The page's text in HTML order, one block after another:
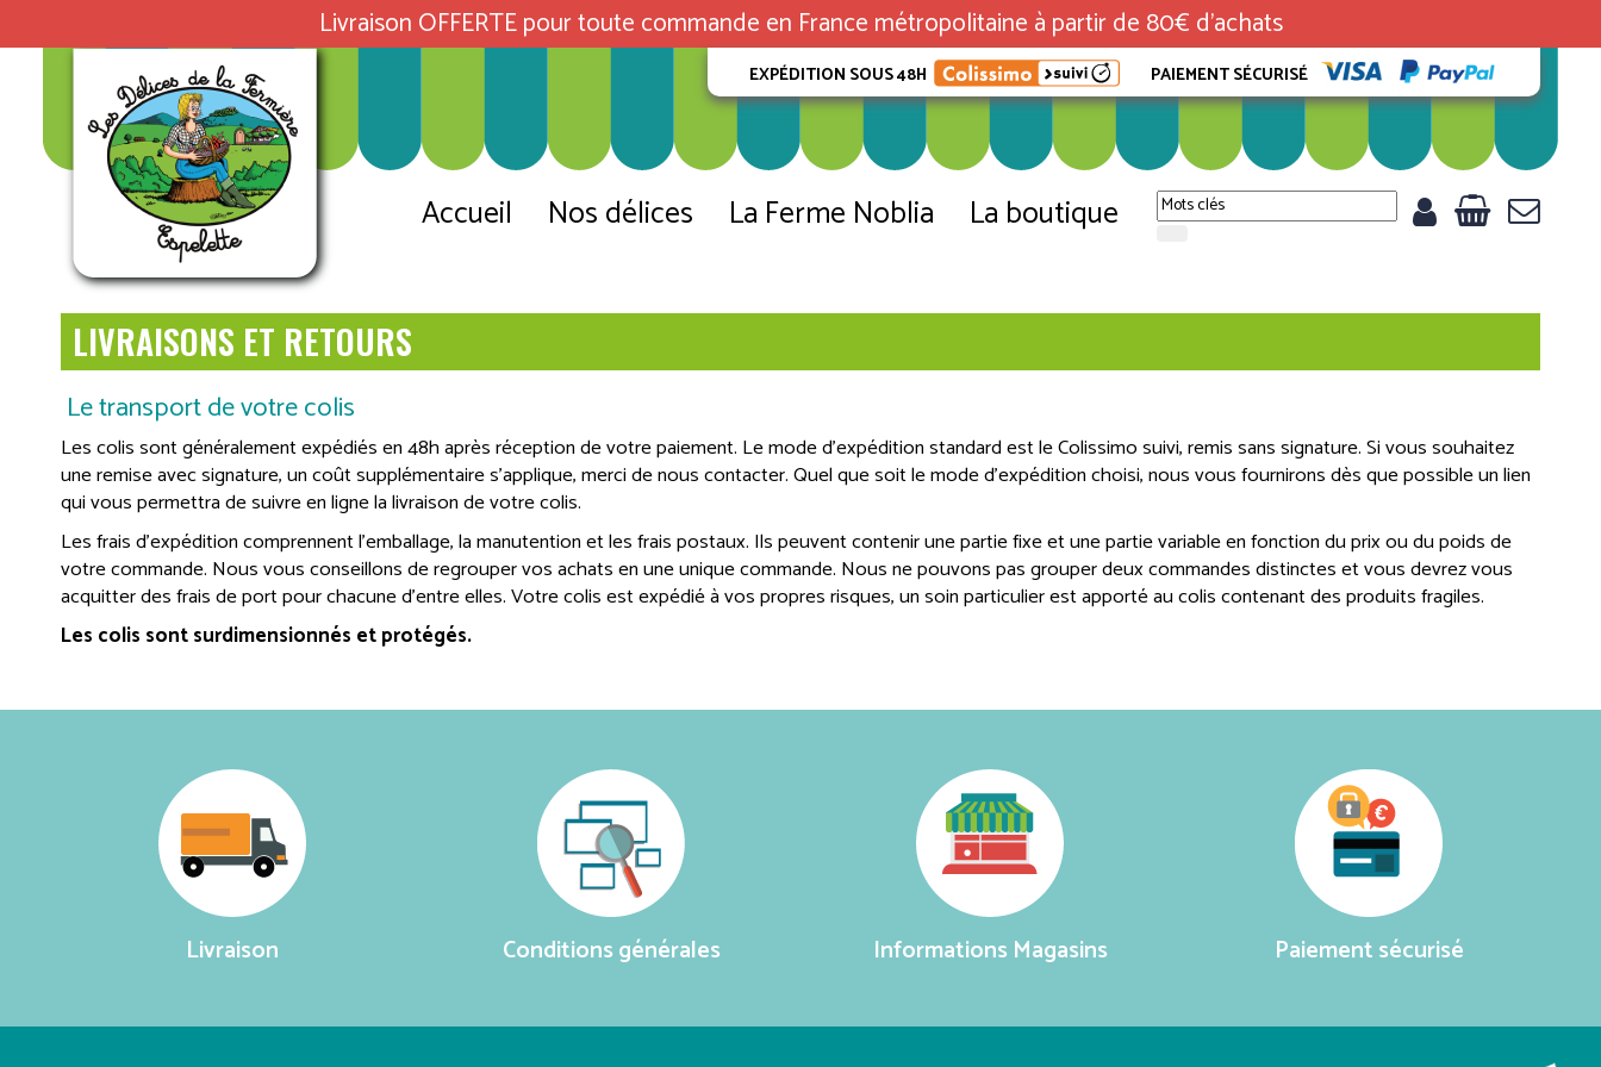
Livraison OFFERTE pour toute commande en France métropolitaine à partir de 80€ d'achats
EXPÉDITION SOUS 48H PAIEMENT SÉCURISÉ
Accueil Nos délices La Ferme Noblia La boutique
LIVRAISONS ET RETOURS
Le transport de votre colis
Les colis sont généralement expédiés en 48h après réception de votre paiement. Le mode d’expédition standard est le Colissimo suivi, remis sans signature. Si vous souhaitez
une remise avec signature, un coût supplémentaire s’applique, merci de nous contacter. Quel que soit le mode d’expédition choisi, nous vous fournirons dès que possible un lien
qui vous permettra de suivre en ligne la livraison de votre colis.
Les frais d’expédition comprennent l’emballage, la manutention et les frais postaux. Ils peuvent contenir une partie fixe et une partie variable en fonction du prix ou du poids de
votre commande. Nous vous conseillons de regrouper vos achats en une unique commande. Nous ne pouvons pas grouper deux commandes distinctes et vous devrez vous
acquitter des frais de port pour chacune d’entre elles. Votre colis est expédié à vos propres risques, un soin particulier est apporté au colis contenant des produits fragiles.
Les colis sont surdimensionnés et protégés.
Livraison Conditions générales Informations Magasins Paiement sécurisé